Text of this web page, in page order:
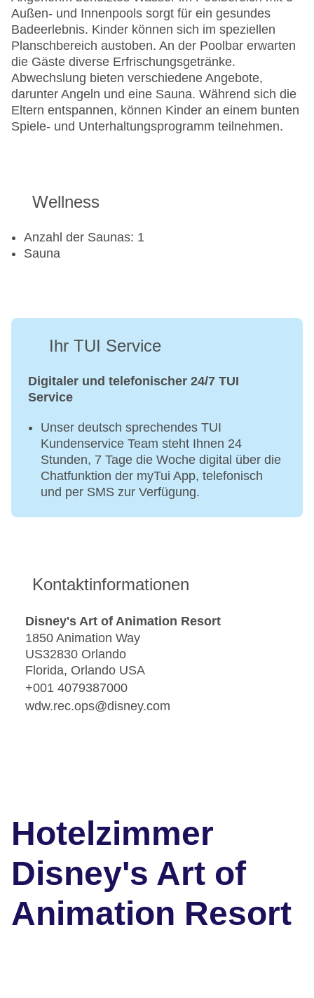
Außen- und Innenpools sorgt für ein gesundes
Badeerlebnis. Kinder können sich im speziellen
Planschbereich austoben. An der Poolbar erwarten
die Gäste diverse Erfrischungsgetränke.
Abwechslung bieten verschiedene Angebote,
darunter Angeln und eine Sauna. Während sich die
Eltern entspannen, können Kinder an einem bunten
Spiele- und Unterhaltungsprogramm teilnehmen.
Wellness
Anzahl der Saunas: 1
Sauna
Ihr TUI Service
Digitaler und telefonischer 24/7 TUI
Service
Unser deutsch sprechendes TUI
Kundenservice Team steht Ihnen 24
Stunden, 7 Tage die Woche digital über die
Chatfunktion der myTui App, telefonisch
und per SMS zur Verfügung.
Kontaktinformationen
Disney's Art of Animation Resort
1850 Animation Way
US32830 Orlando
Florida, Orlando USA
+001 4079387000
wdw.rec.ops@disney.com
Hotelzimmer
Disney's Art of
Animation Resort